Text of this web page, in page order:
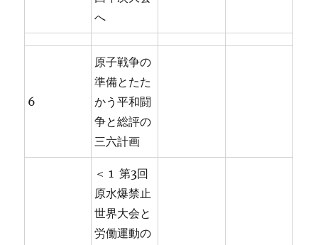
へ
6
原子戦争の
準備とたた
かう平和闘
争と総評の
三六計画
＜ 1 第3回
原水爆禁止
世界大会と
労働運動の